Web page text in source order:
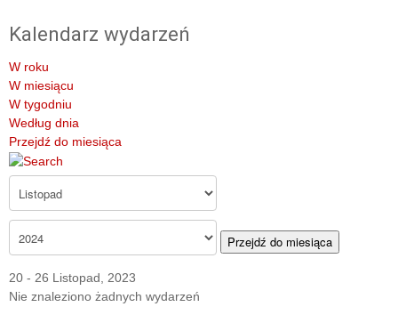
Kalendarz wydarzeń
W roku
W miesiącu
W tygodniu
Według dnia
Przejdź do miesiąca
Przejdź do miesiąca
20 - 26 Listopad, 2023
Nie znaleziono żadnych wydarzeń